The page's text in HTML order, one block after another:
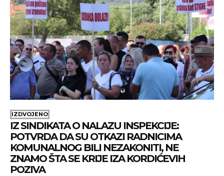
IZDVOJENO
IZ SINDIKATA O NALAZU INSPEKCIJE:
POTVRDA DA SU OTKAZI RADNICIMA
KOMUNALNOG BILI NEZAKONITI, NE
ZNAMO ŠTA SE KRIJE IZA KORDIĆEVIH
POZIVA